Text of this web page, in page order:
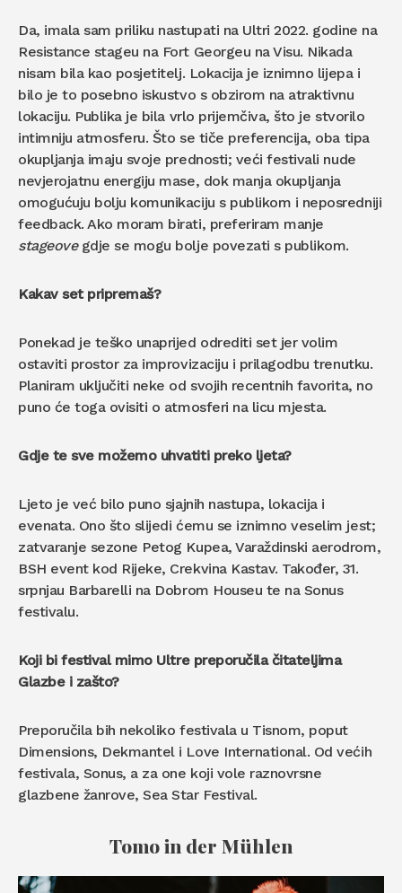
Da, imala sam priliku nastupati na Ultri 2022. godine na
Resistance stageu na Fort Georgeu na Visu. Nikada
nisam bila kao posjetitelj. Lokacija je iznimno lijepa i
bilo je to posebno iskustvo s obzirom na atraktivnu
lokaciju. Publika je bila vrlo prijemčiva, što je stvorilo
intimniju atmosferu. Što se tiče preferencija, oba tipa
okupljanja imaju svoje prednosti; veći festivali nude
nevjerojatnu energiju mase, dok manja okupljanja
omogućuju bolju komunikaciju s publikom i neposredniji
feedback. Ako moram birati, preferiram manje
stageovegdje se mogu bolje povezati s publikom.
Kakav set pripremaš?
Ponekad je teško unaprijed odrediti set jer volim
ostaviti prostor za improvizaciju i prilagodbu trenutku.
Planiram uključiti neke od svojih recentnih favorita, no
puno će toga ovisiti o atmosferi na licu mjesta.
Gdje te sve možemo uhvatiti preko ljeta?
Ljeto je već bilo puno sjajnih nastupa, lokacija i
evenata. Ono što slijedi ćemu se iznimno veselim jest;
zatvaranje sezone Petog Kupea, Varaždinski aerodrom,
BSH event kod Rijeke, Crekvina Kastav. Također, 31.
srpnjau Barbarelli na Dobrom Houseu te na Sonus
festivalu.
Koji bi festival mimo Ultre preporučila čitateljima
Glazbe i zašto?
Preporučila bih nekoliko festivala u Tisnom, poput
Dimensions, Dekmantel i Love International. Od većih
festivala, Sonus, a za one koji vole raznovrsne
glazbene žanrove, Sea Star Festival.
Tomo in der Mühlen